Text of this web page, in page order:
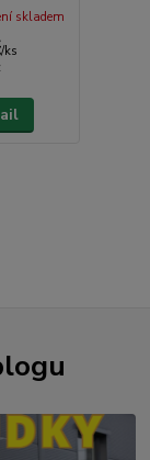
/ks
skladem